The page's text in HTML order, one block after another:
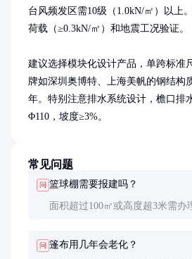
台风频发区需10级（1.0kN/㎡）以上
荷载（≥0.3kN/㎡）和地震工况验证。
建议选择模块化设计产品，单跨标准
牌如深圳奥博特、上海美帆的钢结构
年。特别注意排水系统设计，檐口排
Φ110，坡度≥3%。
常见问题
问 篮球棚需要报建吗？
面积超过100㎡或高度超3米需办
问 篷布用几年会老化？